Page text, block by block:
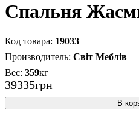
Спальня
19033
Світ Меблів
359кг
39335грн
В